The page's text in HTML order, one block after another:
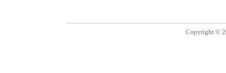
Copyright ©